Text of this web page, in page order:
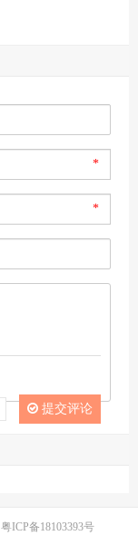
*
*
提交评论
粤ICP备18103393号